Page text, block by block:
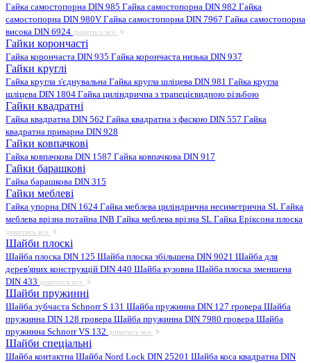
Гайка самостопорна DIN 985 Гайка самостопорна DIN 982 Гайка
самостопорна DIN 980V Гайка самостопорна DIN 7967 Гайка самостопорна
висока DIN 6924 дивитись все
Гайки корончасті
Гайка корончаста DIN 935 Гайка корончаста низька DIN 937
Гайки круглі
Гайка кругла з'єднувальна Гайка кругла шліцева DIN 981 Гайка кругла
шліцева DIN 1804 Гайка циліндрична з трапецієвидною різьбою
Гайки квадратні
Гайка квадратна DIN 562 Гайка квадратна з фаскою DIN 557 Гайка
квадратна приварна DIN 928
Гайки ковпачкові
Гайка ковпачкова DIN 1587 Гайка ковпачкова DIN 917
Гайки барашкові
Гайка барашкова DIN 315
Гайки меблеві
Гайка упорна DIN 1624 Гайка меблева циліндрична несиметрична SL Гайка
меблева врізна потайна INB Гайка меблева врізна SL Гайка Еріксона плоска
дивитись все
Шайби плоскі
Шайба плоска DIN 125 Шайба плоска збільшена DIN 9021 Шайба для
дерев'яних конструкцій DIN 440 Шайба кузовна Шайба плоска зменшена
DIN 433 дивитись все
Шайби пружинні
Шайба зубчаста Schnorr S 131 Шайба пружинна DIN 127 гровера Шайба
пружинна DIN 128 гровера Шайба пружинна DIN 7980 гровера Шайба
пружинна Schnorr VS 132 дивитись все
Шайби спеціальні
Шайба контактна Шайба Nord Lock DIN 25201 Шайба коса квадратна DIN